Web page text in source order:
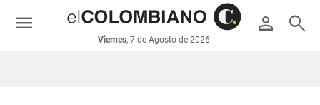
económicos
Colombia
person search
Viernes, 7 de Agosto de 2026
menu